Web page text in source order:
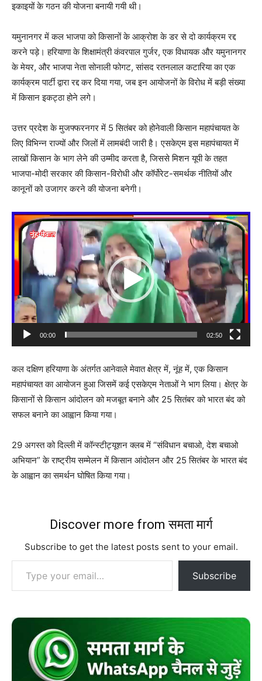
इकाइयों के गठन की योजना बनायी गयी थी।
यमुनानगर में कल भाजपा को किसानों के आक्रोश के डर से दो कार्यक्रम रद्द
करने पड़े। हरियाणा के शिक्षामंत्री कंवरपाल गुर्जर, एक विधायक और यमुनानगर
के मेयर, और भाजपा नेता सोनाली फोगट, सांसद रतनलाल कटारिया का एक
कार्यक्रम पार्टी द्वारा रद्द कर दिया गया, जब इन आयोजनों के विरोध में बड़ी संख्या
में किसान इकट्ठा होने लगे।
उत्तर प्रदेश के मुजफ्फरनगर में 5 सितंबर को होनेवाली किसान महापंचायत के
लिए विभिन्न राज्यों और जिलों में लामबंदी जारी है। एसकेएम इस महापंचायत में
लाखों किसान के भाग लेने की उम्मीद करता है, जिससे मिशन यूपी के तहत
भाजपा-मोदी सरकार की किसान-विरोधी और कॉर्पोरेट-समर्थक नीतियों और
कानूनों को उजागर करने की योजना बनेगी।
Video
Player
00:00 02:50
कल दक्षिण हरियाणा के अंतर्गत आनेवाले मेवात क्षेत्र में, नूंह में, एक किसान
महापंचायत का आयोजन हुआ जिसमें कई एसकेएम नेताओं ने भाग लिया। क्षेत्र के
किसानों से किसान आंदोलन को मजबूत बनाने और 25 सितंबर को भारत बंद को
सफल बनाने का आह्वान किया गया।
29 अगस्त को दिल्ली में कॉन्स्टीट्यूशन क्लब में “संविधान बचाओ, देश बचाओ
अभियान” के राष्ट्रीय सम्मेलन में किसान आंदोलन और 25 सितंबर के भारत बंद
के आह्वान का समर्थन घोषित किया गया।
Discover more from समता मार्ग
Subscribe to get the latest posts sent to your email.
Type your email…
Subscribe